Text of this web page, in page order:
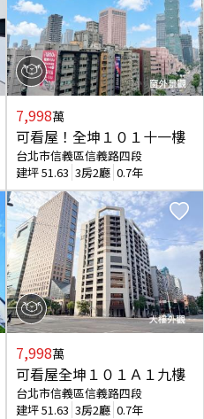
7,998萬
可看屋！全坤１０１十一樓
台北市信義區信義路四段
建坪51.63 3房2廳 0.7年
7,998萬
可看屋全坤１０１Ａ１九樓
台北市信義區信義路四段
建坪51.63 3房2廳 0.7年